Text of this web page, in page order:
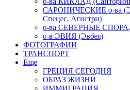
САРОНИЧЕСКИЕ о-ва
Спецес, Агистри)
о-ва СЕВЕРНЫЕ
о-в ЭВИЯ (Эвбея)
ФОТОГРАФИИ
ТРАНСПОРТ
Еще
ГРЕЦИЯ СЕГОДНЯ
ОБРАЗ ЖИЗНИ
ИММИГРАЦИЯ